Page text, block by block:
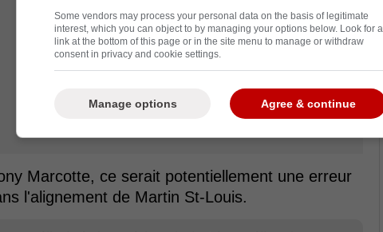
Marcotte, ce serait potentiellement une erreur
l'alignement de Martin St-Louis.
Some vendors may process your personal data on the basis of legitimate
interest, which you can object to by managing your options below. Look for a
link at the bottom of this page or in the site menu to manage or withdraw
consent in privacy and cookie settings.
Agree & continue
Manage options